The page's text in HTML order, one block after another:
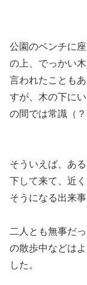
公園のベンチに
の上、でっかい
言われたことも
すが、木の下に
の間では常識（？
そういえば、あ
下して来て、近
そうになる出来事
二人とも無事だ
の散歩中などは
した。